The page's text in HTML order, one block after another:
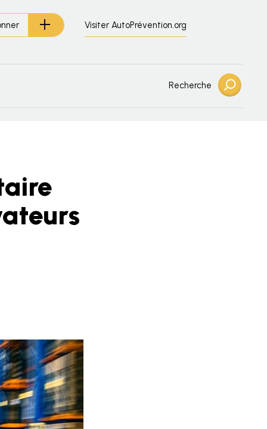
Visiter AutoPrévention.org
Recherche